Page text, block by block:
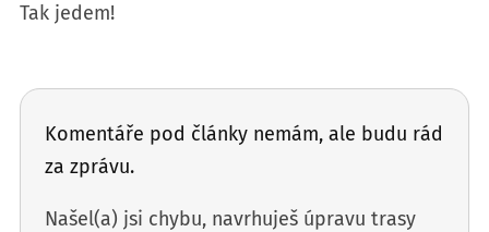
Tak jedem!
Komentáře pod články nemám, ale budu rád
za zprávu.
Našel(a) jsi chybu, navrhuješ úpravu trasy